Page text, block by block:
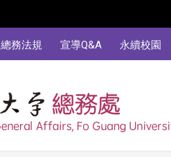
總務法規 宣導Q&A 永續校園